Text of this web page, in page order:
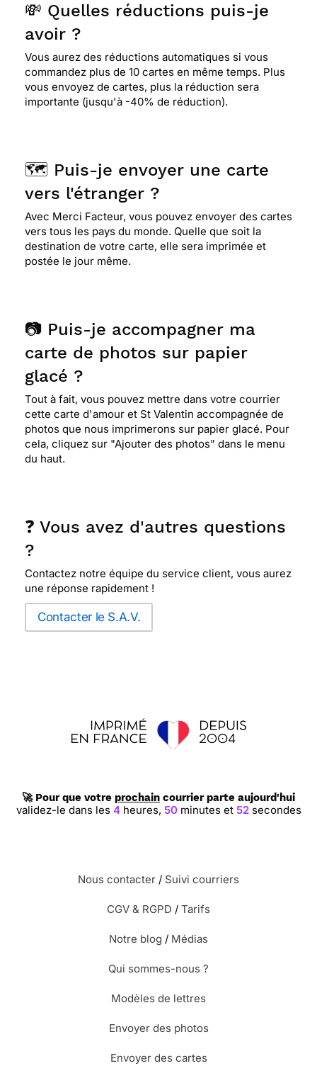
💸 Quelles réductions puis-je
avoir ?
Vous aurez des réductions automatiques si vous
commandez plus de 10 cartes en même temps. Plus
vous envoyez de cartes, plus la réduction sera
importante (jusqu'à -40% de réduction).
🗺️ Puis-je envoyer une carte
vers l'étranger ?
Avec Merci Facteur, vous pouvez envoyer des cartes
vers tous les pays du monde. Quelle que soit la
destination de votre carte, elle sera imprimée et
postée le jour même.
📷 Puis-je accompagner ma
carte de photos sur papier
glacé ?
Tout à fait, vous pouvez mettre dans votre courrier
cette carte d'amour et St Valentin accompagnée de
photos que nous imprimerons sur papier glacé. Pour
cela, cliquez sur "Ajouter des photos" dans le menu
du haut.
❓ Vous avez d'autres questions
?
Contactez notre équipe du service client, vous aurez
une réponse rapidement !
Contacter le S.A.V.
🚀 Pour que votre prochain courrier parte aujourd'hui
validez-le dans les4 heures,50 minutes et51secondes
Nous contacter / Suivi courriers
CGV & RGPD / Tarifs
Notre blog / Médias
Qui sommes-nous ?
Modèles de lettres
Envoyer des photos
Envoyer des cartes